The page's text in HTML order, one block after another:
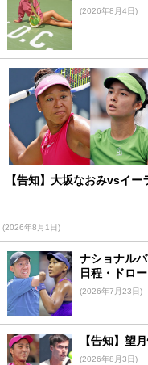
(2026年8月4日)
【告知】大坂なおみvsイー
(2026年8月1日)
ナショナル
日程・ドロー
(2026年7月23日)
【告知】望
(2026年8月3日)